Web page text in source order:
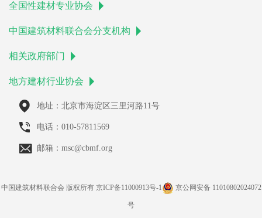
全国性建材专业协会
中国建筑材料联合会分支机构
相关政府部门
地方建材行业协会
地址：北京市海淀区三里河路11号
电话：010-57811569
邮箱：msc@cbmf.org
中国建筑材料联合会 版权所有 京ICP备11000913号-1 京公网安备 11010802024072
号